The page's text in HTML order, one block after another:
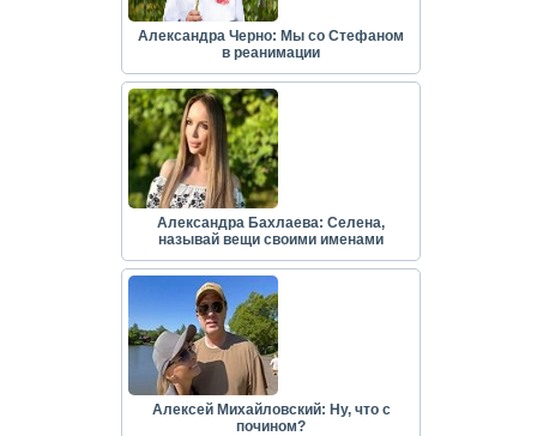
Александра Черно: Мы со Стефаном
в реанимации
Александра Бахлаева: Селена,
называй вещи своими именами
Алексей Михайловский: Ну, что с
почином?